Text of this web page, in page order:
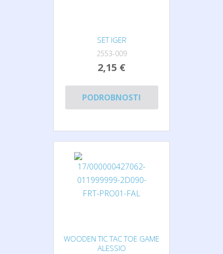
SET IGER
2553-009
2,15 €
PODROBNOSTI
WOODEN TIC TAC TOE GAME
ALESSIO